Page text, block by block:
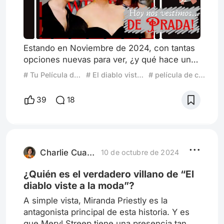
Estando en Noviembre de 2024, con tantas
opciones nuevas para ver, ¿y qué hace una
persona que adora y le gusta revivir
sensaciones? Se prende la sección de
canales de cable, buscando otro tipos de
sugerencias, hasta que vuelva a Star -antes
en España, El Diablo viste de Prada. Es
# Tu Película de Confort # El diablo viste a la moda # película de confort
39 18
Charlie Cuadro por Cuadro 10 de octubre de 2024
¿Quién es el verdadero villano de “El
diablo viste a la moda”?
A simple vista, Miranda Priestly es la
antagonista principal de esta historia. Y es